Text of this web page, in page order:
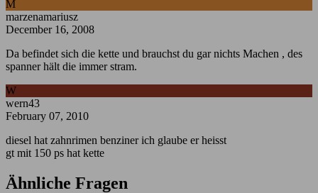
M
marzenamariusz
December 16, 2008
Da befindet sich die kette und brauchst du gar nichts Machen , des
spanner hält die immer stram.
W
wern43
February 07, 2010
diesel hat zahnrimen benziner ich glaube er heisst
gt mit 150 ps hat kette
Ähnliche Fragen